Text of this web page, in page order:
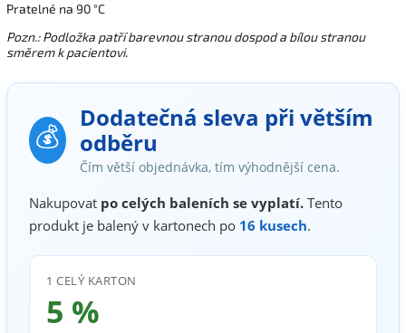
Pratelné na 90 °C
Pozn.: Podložka patří barevnou stranou dospod a bílou stranou
směrem k pacientovi.
💰
Dodatečná sleva při větším
odběru
Čím větší objednávka, tím výhodnější cena.
Nakupovat po celých baleních se vyplatí. Tento
produkt je balený v kartonech po 16 kusech.
1 CELÝ KARTON
5 %